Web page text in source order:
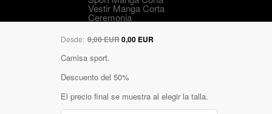
Vestir Manga Corta
Ceremonia
Desde: 0,00 EUR0,00 EUR
Camisa sport.
Descuento del 50%
El precio final se muestra al elegir la talla.